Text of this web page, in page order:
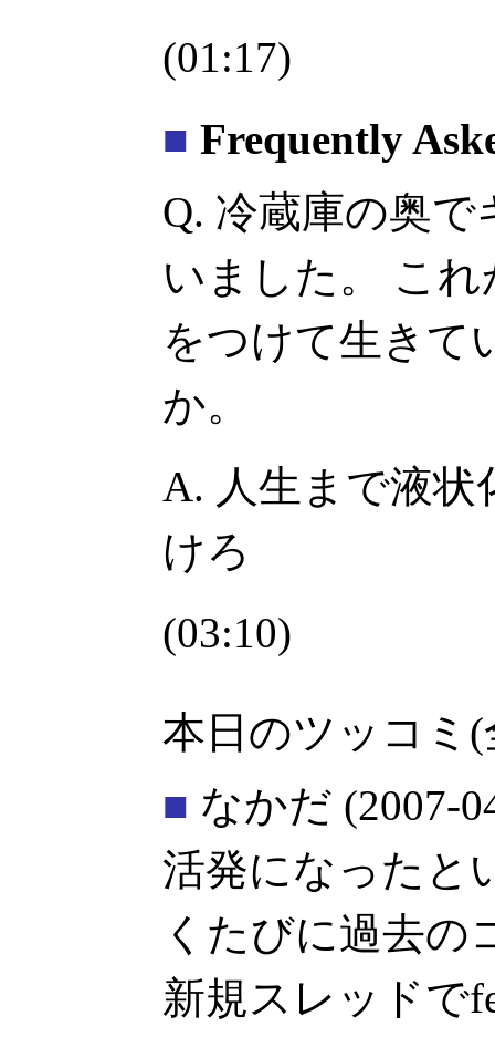
(01:17)
■ Frequently
Q. 冷蔵庫の奥
いました。 こ
をつけて生きて
か。
A. 人生まで液
けろ
(03:10)
本日のツッコミ(
■ なかだ (2007-
活発になったと
くたびに過去の
新規スレッドで